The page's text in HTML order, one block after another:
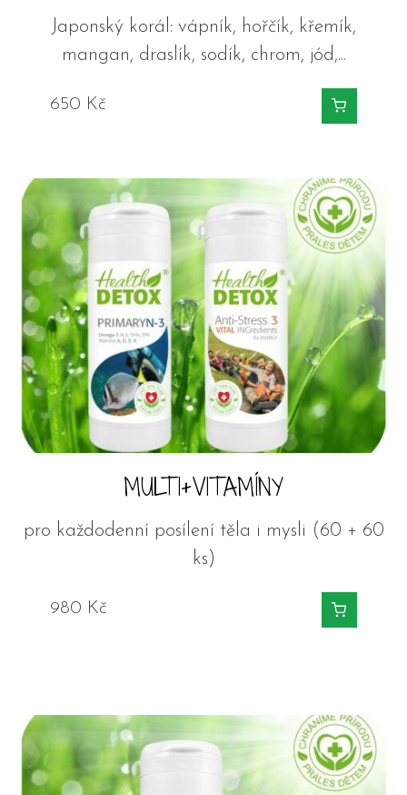
Japonský korál: vápník, hořčík, křemík,
mangan, draslík, sodík, chrom, jód,...
650 Kč
MULTI+VITAMÍNY
pro každodenní posílení těla i mysli (60 + 60
ks)
980 Kč